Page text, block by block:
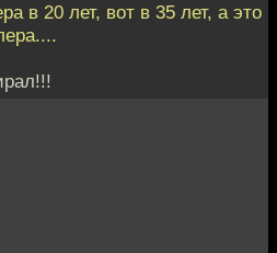
в 20 лет, вот в 35 лет, а это